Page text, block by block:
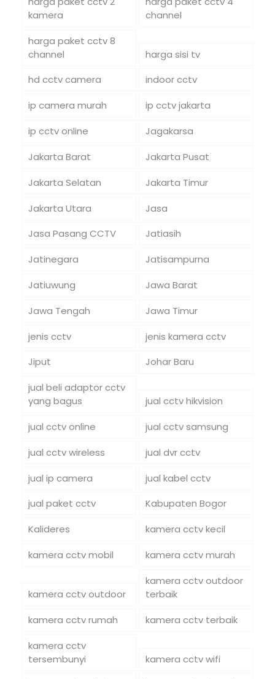
kamera
channel
harga paket cctv 8
channel
harga sisi tv
hd cctv camera
indoor cctv
ip camera murah
ip cctv jakarta
ip cctv online
Jagakarsa
Jakarta Barat
Jakarta Pusat
Jakarta Selatan
Jakarta Timur
Jakarta Utara
Jasa
Jasa Pasang CCTV
Jatiasih
Jatinegara
Jatisampurna
Jatiuwung
Jawa Barat
Jawa Tengah
Jawa Timur
jenis cctv
jenis kamera cctv
Jiput
Johar Baru
jual beli adaptor cctv
yang bagus
jual cctv hikvision
jual cctv online
jual cctv samsung
jual cctv wireless
jual dvr cctv
jual ip camera
jual kabel cctv
jual paket cctv
Kabupaten Bogor
Kalideres
kamera cctv kecil
kamera cctv mobil
kamera cctv murah
kamera cctv outdoor
kamera cctv outdoor
terbaik
kamera cctv rumah
kamera cctv terbaik
kamera cctv
tersembunyi
kamera cctv wifi